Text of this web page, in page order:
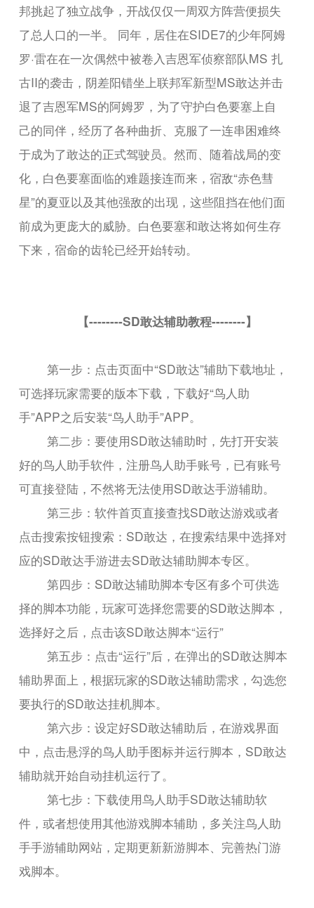
邦挑起了独立战争，开战仅仅一周双方阵营便损失
了总人口的一半。 同年，居住在SIDE7的少年阿姆
罗·雷在在一次偶然中被卷入吉恩军侦察部队MS 扎
古II的袭击，阴差阳错坐上联邦军新型MS敢达并击
退了吉恩军MS的阿姆罗，为了守护白色要塞上自
己的同伴，经历了各种曲折、克服了一连串困难终
于成为了敢达的正式驾驶员。然而、随着战局的变
化，白色要塞面临的难题接连而来，宿敌“赤色彗
星”的夏亚以及其他强敌的出现，这些阻挡在他们面
前成为更庞大的威胁。白色要塞和敢达将如何生存
下来，宿命的齿轮已经开始转动。
【--------SD敢达辅助教程--------】
第一步：点击页面中“SD敢达”辅助下载地址，
可选择玩家需要的版本下载，下载好“鸟人助
手”APP之后安装“鸟人助手”APP。
第二步：要使用SD敢达辅助时，先打开安装
好的鸟人助手软件，注册鸟人助手账号，已有账号
可直接登陆，不然将无法使用SD敢达手游辅助。
第三步：软件首页直接查找SD敢达游戏或者
点击搜索按钮搜索：SD敢达，在搜索结果中选择对
应的SD敢达手游进去SD敢达辅助脚本专区。
第四步：SD敢达辅助脚本专区有多个可供选
择的脚本功能，玩家可选择您需要的SD敢达脚本，
选择好之后，点击该SD敢达脚本“运行”
第五步：点击“运行”后，在弹出的SD敢达脚本
辅助界面上，根据玩家的SD敢达辅助需求，勾选您
要执行的SD敢达挂机脚本。
第六步：设定好SD敢达辅助后，在游戏界面
中，点击悬浮的鸟人助手图标并运行脚本，SD敢达
辅助就开始自动挂机运行了。
第七步：下载使用鸟人助手SD敢达辅助软
件，或者想使用其他游戏脚本辅助，多关注鸟人助
手手游辅助网站，定期更新新游脚本、完善热门游
戏脚本。